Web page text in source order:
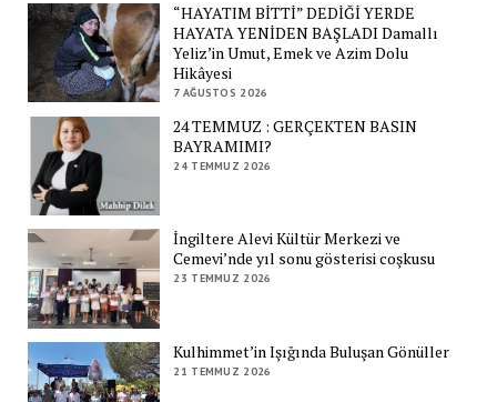
“HAYATIM BİTTİ” DEDİĞİ YERDE
HAYATA YENİDEN BAŞLADI Damallı
Yeliz’in Umut, Emek ve Azim Dolu
Hikâyesi
7 AĞUSTOS 2026
24 TEMMUZ : GERÇEKTEN BASIN
BAYRAMIMI?
24 TEMMUZ 2026
İngiltere Alevi Kültür Merkezi ve
Cemevi’nde yıl sonu gösterisi coşkusu
23 TEMMUZ 2026
Kulhimmet’in Işığında Buluşan Gönüller
21 TEMMUZ 2026